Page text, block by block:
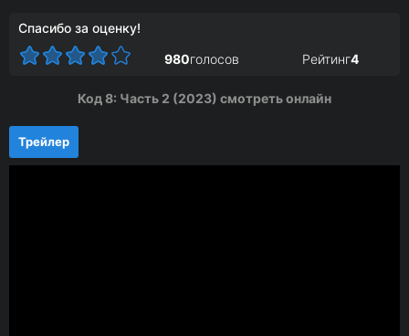
Спасибо за оценку!
980голосов Рейтинг4
Код 8: Часть 2 (2023) смотреть онлайн
Трейлер